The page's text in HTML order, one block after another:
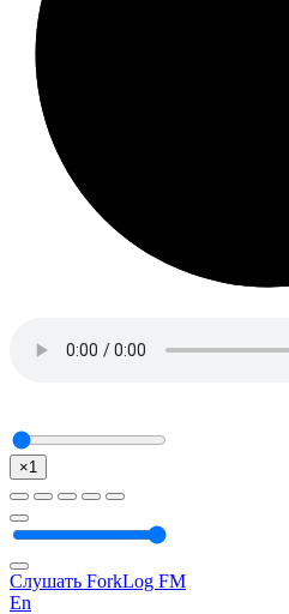
×1
Слушать ForkLog FM
En